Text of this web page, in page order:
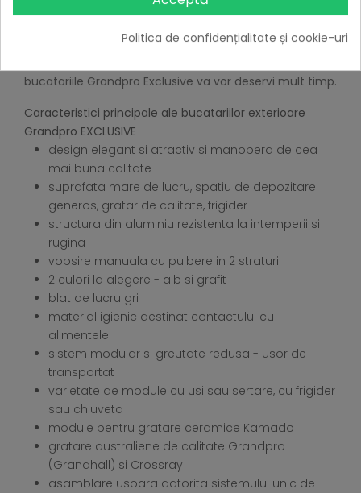
echipamentul perfect pentru terasa, gradina,
materialele de prima clasa, manopera de calitate si
bucatariile Grandpro Exclusive va vor deservi mult timp.
Caracteristici principale ale bucatariilor exterioare
Grandpro EXCLUSIVE
design elegant si atractiv si manopera de cea
mai buna calitate
suprafata mare de lucru, spatiu de depozitare
generos, gratar de calitate, frigider
structura din aluminiu rezistenta la intemperii si
rugina
vopsire manuala cu pulbere in 2 straturi
2 culori la alegere - alb si grafit
blat de lucru gri
material igienic destinat contactului cu
alimentele
sistem modular si greutate redusa - usor de
transportat
varietate de module cu usi sau sertare, cu frigider
sau chiuveta
module pentru gratare ceramice Kamado
gratare australiene de calitate Grandpro
(Grandhall) si Crossray
asamblare usoara datorita sistemului unic de
Politica de confidențialitate și cookie-uri